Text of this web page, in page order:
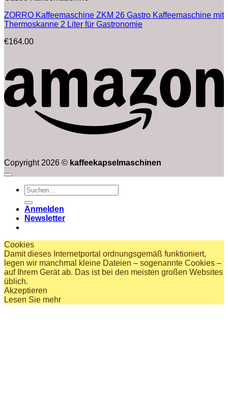
ZORRO Kaffeemaschine ZKM 26 Gastro Kaffeemaschine mit
Thermoskanne 2 Liter für Gastronomie
€164.00
Copyright 2026 © kaffeekapselmaschinen
Suchen
nach:
Anmelden
Newsletter
Cookies
Damit dieses Internetportal ordnungsgemäß funktioniert,
legen wir manchmal kleine Dateien – sogenannte Cookies –
auf Ihrem Gerät ab. Das ist bei den meisten großen Websites
üblich.
Akzeptieren
Lesen Sie mehr